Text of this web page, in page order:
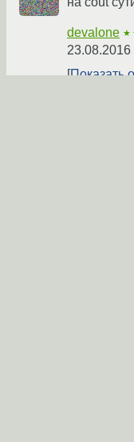
devalone
23.08.2016
Показать